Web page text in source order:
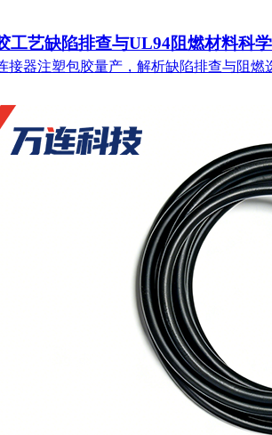
工艺缺陷排查与UL94阻燃材料科
接器注塑包胶量产，解析缺陷排查与阻燃